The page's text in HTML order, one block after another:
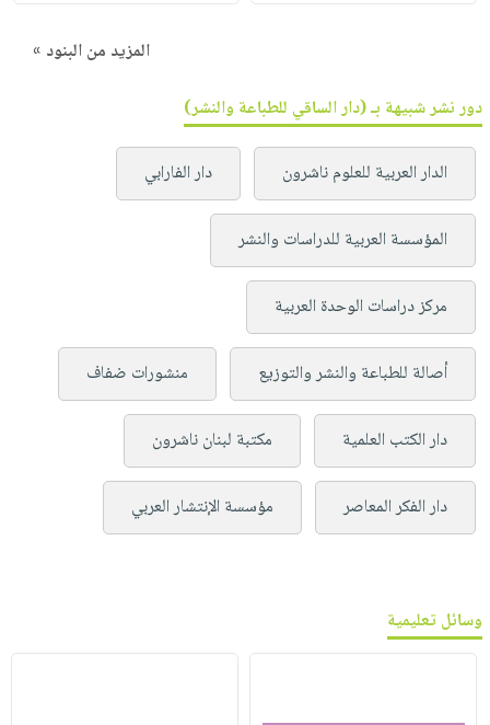
المزيد من البنود »
دور نشر شبيهة بـ (دار الساقي للطباعة والنشر)
الدار العربية للعلوم ناشرون دار الفارابي
المؤسسة العربية للدراسات والنشر
مركز دراسات الوحدة العربية
أصالة للطباعة والنشر والتوزيع منشورات ضفاف
دار الكتب العلمية مكتبة لبنان ناشرون
دار الفكر المعاصر مؤسسة الإنتشار العربي
وسائل تعليمية